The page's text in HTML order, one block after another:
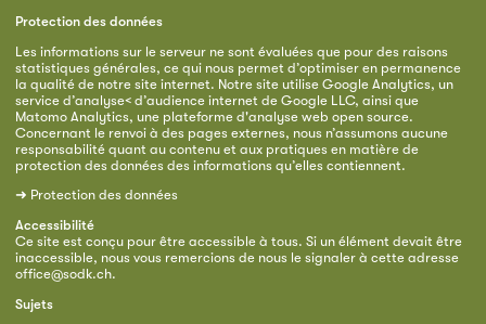
Protection des données
Les informations sur le serveur ne sont évaluées que pour des raisons
statistiques générales, ce qui nous permet d’optimiser en permanence
la qualité de notre site internet. Notre site utilise Google Analytics, un
service d’analyse< d’audience internet de Google LLC, ainsi que
Matomo Analytics, une plateforme d'analyse web open source.
Concernant le renvoi à des pages externes, nous n’assumons aucune
responsabilité quant au contenu et aux pratiques en matière de
protection des données des informations qu’elles contiennent.
➜ Protection des données
Accessibilité
Ce site est conçu pour être accessible à tous. Si un élément devait être
inaccessible, nous vous remercions de nous le signaler à cette adresse
office@sodk.ch.
Sujets